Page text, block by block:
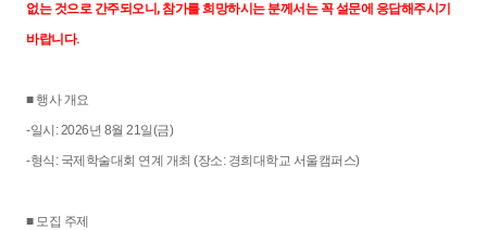
없는 것으로 간주되오니, 참가를 희망하시는 분께서는 꼭 설문에 응답해주시기
바랍니다.
■ 행사 개요
-일시: 2026년 8월 21일(금)
-형식: 국제학술대회 연계 개최 (장소: 경희대학교 서울캠퍼스)
■ 모집 주제